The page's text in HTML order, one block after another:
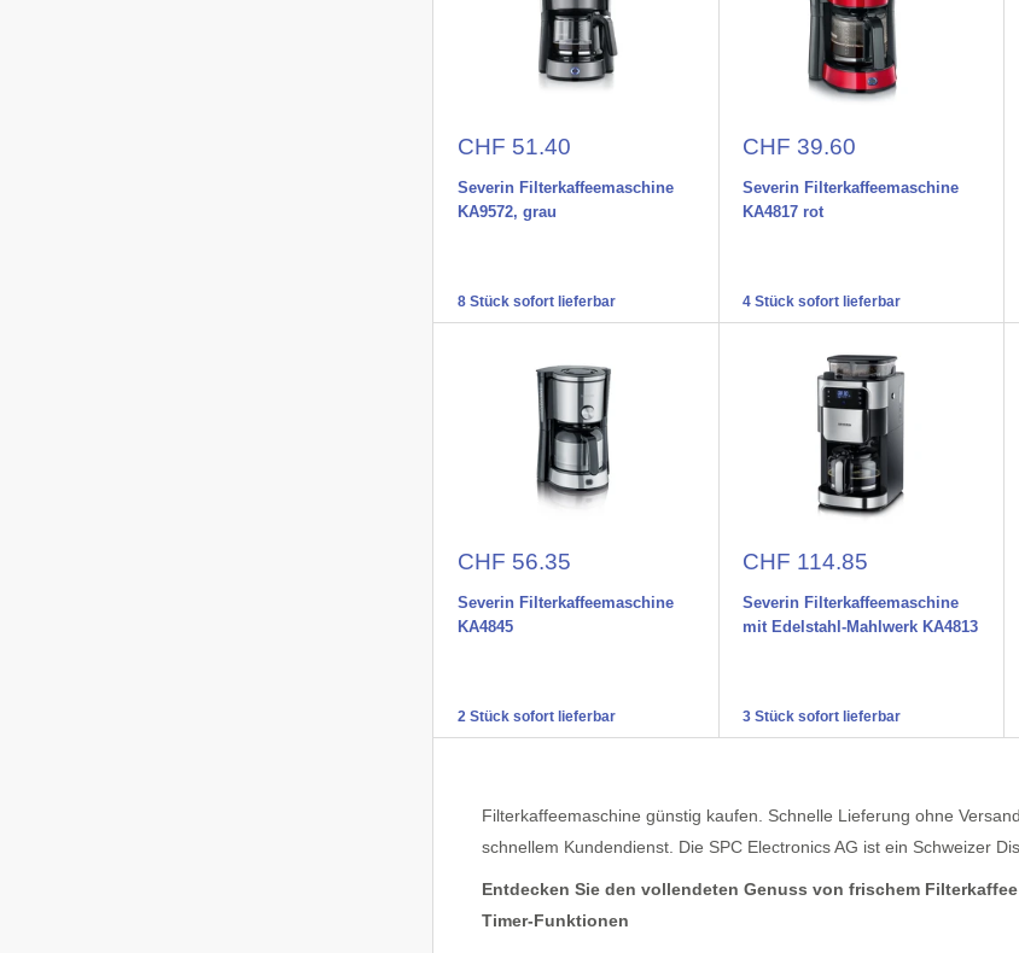
Aktionspreis
CHF 51.40
Severin Filterkaffeemaschine
KA9572, grau
8 Stück sofort lieferbar
Aktionspreis
CHF 39.60
Severin Filterkaffeemaschine
KA4817 rot
4 Stück sofort lieferbar
Aktionspreis
CHF 56.35
Severin Filterkaffeemaschine
KA4845
2 Stück sofort lieferbar
Aktionspreis
CHF 114.85
Severin Filterkaffeemaschine
mit Edelstahl-Mahlwerk KA4813
3 Stück sofort lieferbar
Filterkaffeemaschine günstig kaufen. Schnelle Lieferung ohne
schnellem Kundendienst. Die SPC Electronics AG ist ein Schweizer
Entdecken Sie den vollendeten Genuss von frischem
Timer-Funktionen